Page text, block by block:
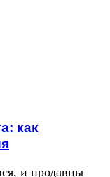
как
и продавцы